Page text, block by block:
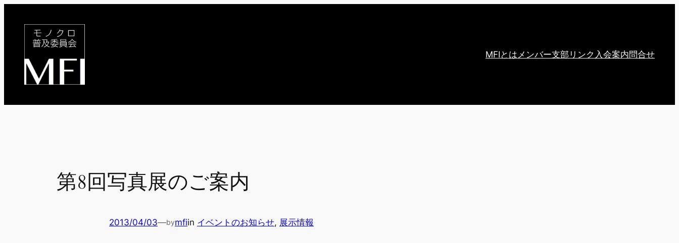
MFIとはメンバー支部 リンク 入会案内問合せ
第8回写真展のご案内
2013/04/03—bymfiin イベントのお知らせ, 展示情報